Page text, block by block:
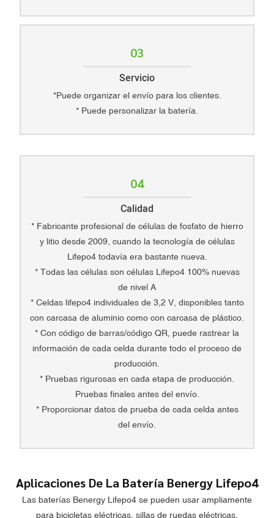
03
Servicio
*Puede organizar el envío para los clientes.
* Puede personalizar la batería.
04
Calidad
* Fabricante profesional de células de fosfato de hierro
y litio desde 2009, cuando la tecnología de células
Lifepo4 todavía era bastante nueva.
* Todas las células son células Lifepo4 100% nuevas
de nivel A
* Celdas lifepo4 individuales de 3,2 V, disponibles tanto
con carcasa de aluminio como con carcasa de plástico.
* Con código de barras/código QR, puede rastrear la
información de cada celda durante todo el proceso de
producción.
* Pruebas rigurosas en cada etapa de producción.
Pruebas finales antes del envío.
* Proporcionar datos de prueba de cada celda antes
del envío.
Aplicaciones De La Batería Benergy Lifepo4
Las baterías Benergy Lifepo4 se pueden usar ampliamente
para bicicletas eléctricas, sillas de ruedas eléctricas,